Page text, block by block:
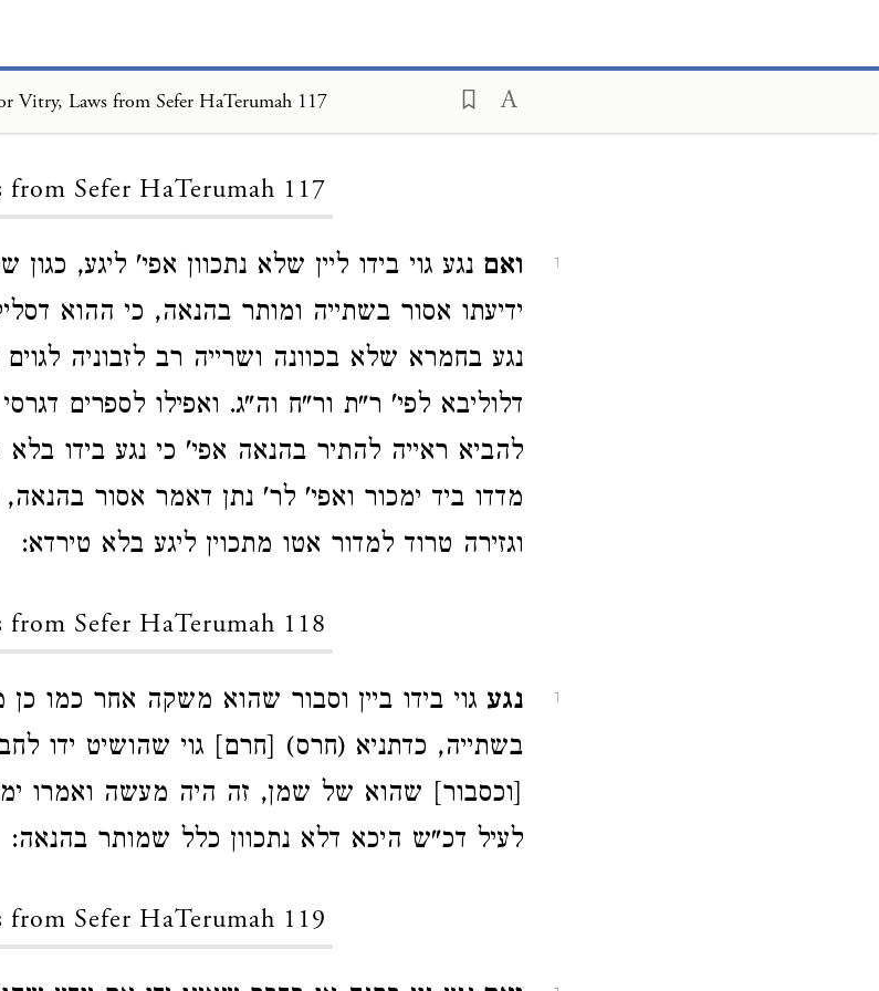
Vitry, Laws from Sefer HaTerumah 117
from Sefer HaTerumah 117
1 ואם נגע גוי בידו ליין שלא נתכוון אפי' ליגע,
ידיעתו אסור בשתייה ומותר בהנאה, כי ההוא
נגע בחמרא שלא בכוונה ושרייה רב לזבוניה
דלוליבא לפי' ר"ת ור"ח וה"ג. ואפילו לספרים
להביא ראייה להתיר בהנאה אפי' כי נגע בידו
מדדו ביד ימכור ואפי' לר' נתן דאמר אסור
וגזירה טרוד למדור אטו מתכוין ליגע בלא טירדא:
from Sefer HaTerumah 118
1 נגע גוי בידו ביין וסבור שהוא משקה אחר כמו
בשתייה, כדתניא (חרס) [חרם] גוי שהושיט ידו
[וכסבור] שהוא של שמן, זה היה מעשה ואמרו
לעיל דכ"ש היכא דלא נתכוון כלל שמותר בהנאה:
from Sefer HaTerumah 119